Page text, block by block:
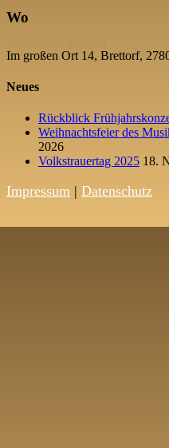
Wo
Im großen Ort 14, Brettorf,
Neues
Rückblick
Weihnachtsfeier des
2026
Volkstrauertag 2025 18.
Impressum | Datenschutz